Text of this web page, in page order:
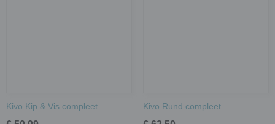
Kivo Kip & Vis compleet Kivo Rund compleet